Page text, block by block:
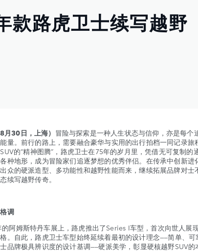
款路虎卫士续写越野
日，上海） 冒险与探索是一种人生状态与信仰，亦是每个
量。前行的路上，需要融合豪华与实用的出行拍档一同记录旅
的“精神图腾”，路虎卫士在75年的岁月里，凭借无可复制的
种地形，成为冒险家们追逐梦想的优秀伴侣。在传承中创新进
众的硬派造型、多功能性和越野性能而来，继续拓展品牌对士
续写越野传奇。
调
斯特丹车展上，路虎推出了Series I车型，首次向世人展
。自此，路虎卫士车型始终延续着最初的设计理念——简单、可
品牌极具辨识度的设计基调——硬派美学，彰显硬核越野SUV的